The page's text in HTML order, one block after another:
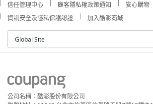
信任管理中心
顧客隱私權政策通知 安心購物
資訊安全及隱私保護認證
加入酷澎商城
Global Site
公司名稱：酷澎股份有限公司